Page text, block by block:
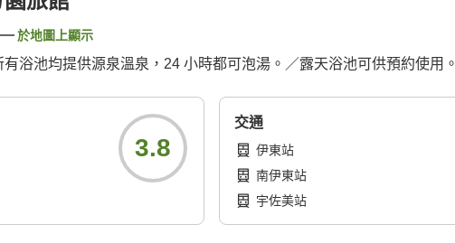
於地圖上顯示
浴池均提供源泉溫泉，24 小時都可泡湯。／露天浴池可供預約使用。
3.8
交通
伊東站
南伊東站
宇佐美站